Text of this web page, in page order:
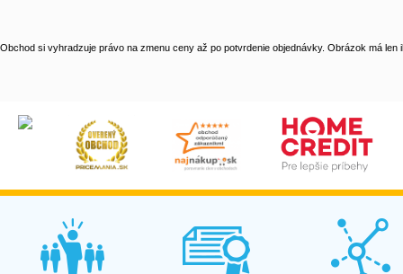
Obchod si vyhradzuje právo na zmenu ceny až po potvrdenie objednávky. Obrázok má len